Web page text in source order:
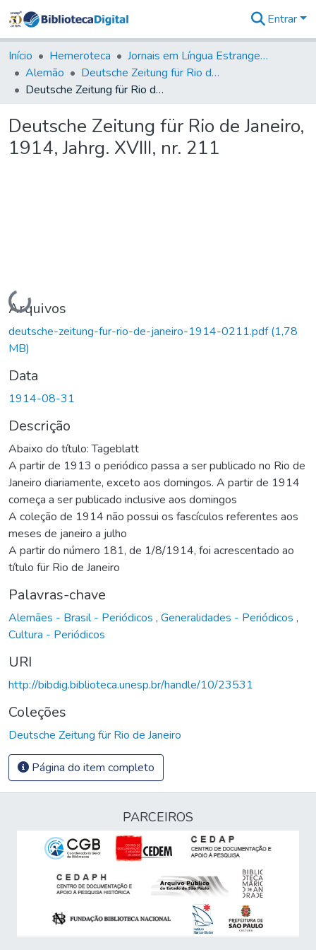
&
Coleções
Tudo na
Biblioteca
Estatísticas
Entrar
Início Hemeroteca
Jornais em Língua Estrangeira
Alemão
Deutsche Zeitung für Rio de Janeiro
Deutsche Zeitung für Rio de Janeiro, 1914, Jahrg. XVIII, nr. 211
Deutsche Zeitung für Rio de Janeiro,
1914, Jahrg. XVIII, nr. 211
Carregando...
Arquivos
deutsche-zeitung-fur-rio-de-janeiro-1914-0211.pdf(1,78
MB)
Data
1914-08-31
Descrição
Abaixo do título: Tageblatt
A partir de 1913 o periódico passa a ser publicado no Rio de
Janeiro diariamente, exceto aos domingos. A partir de 1914
começa a ser publicado inclusive aos domingos
A coleção de 1914 não possui os fascículos referentes aos
meses de janeiro a julho
A partir do número 181, de 1/8/1914, foi acrescentado ao
título für Rio de Janeiro
Palavras-chave
Alemães - Brasil - Periódicos , Generalidades - Periódicos ,
Cultura - Periódicos
URI
http://bibdig.biblioteca.unesp.br/handle/10/23531
Coleções
Deutsche Zeitung für Rio de Janeiro
Página do item completo
PARCEIROS